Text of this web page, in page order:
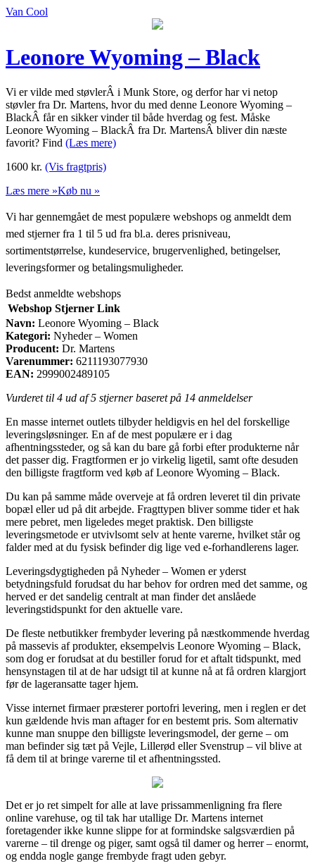
Van Cool
Leonore Wyoming – Black
Vi er vilde med støvlerÂ i Munk Store, og derfor har vi netop
støvler fra Dr. Martens, hvor du med denne Leonore Wyoming –
BlackÂ får en sikker vinder til både hverdag og fest. Måske
Leonore Wyoming – BlackÂ fra Dr. MartensÂ bliver din næste
favorit? Find (Læs mere)
1600 kr. (Vis fragtpris)
Læs mere »Køb nu »
Vi har gennemgået de mest populære webshops og anmeldt dem
med stjerner fra 1 til 5 ud fra bl.a. deres prisniveau,
sortimentstørrelse, kundeservice, brugervenlighed, betingelser,
leveringsformer og betalingsmuligheder.
Bedst anmeldte webshops
Webshop Stjerner Link
Navn: Leonore Wyoming – Black
Kategori: Nyheder – Women
Producent: Dr. Martens
Varenummer: 6211193077930
EAN: 2999002489105
Vurderet til 4 ud af 5 stjerner baseret på 14 anmeldelser
En masse internet outlets tilbyder heldigvis en hel del forskellige
leveringsløsninger. En af de mest populære er i dag
afhentningssteder, og så kan du bare gå forbi efter produkterne når
det passer dig. Fragtformen er jo virkelig ligetil, samt ofte desuden
den billigste fragtform ved køb af Leonore Wyoming – Black.
Du kan på samme måde overveje at få ordren leveret til din private
bopæl eller ud på dit arbejde. Fragttypen bliver somme tider et hak
mere pebret, men ligeledes meget praktisk. Den billigste
leveringsmetode er utvivlsomt selv at hente varerne, hvilket står og
falder med at du fysisk befinder dig lige ved e-forhandlerens lager.
Leveringsdygtigheden på Nyheder – Women er yderst
betydningsfuld forudsat du har behov for ordren med det samme, og
herved er det sandelig centralt at man finder det anslåede
leveringstidspunkt for den aktuelle vare.
De fleste netbutikker frembyder levering på næstkommende hverdag
på massevis af produkter, eksempelvis Leonore Wyoming – Black,
som dog er forudsat at du bestiller forud for et aftalt tidspunkt, med
hensynstagen til at de har udsigt til at kunne nå at få ordren klargjort
før de lageransatte tager hjem.
Visse internet firmaer præsterer portofri levering, men i reglen er det
kun gældende hvis man aftager for en bestemt pris. Som alternativ
kunne man snuppe den billigste leveringsmodel, der gerne – om
man befinder sig tæt på Vejle, Lillerød eller Svenstrup – vil blive at
få dem til at bringe varerne til et afhentningssted.
Det er jo ret simpelt for alle at lave prissammenligning fra flere
online varehuse, og til tak har utallige Dr. Martens internet
foretagender ikke kunne slippe for at formindske salgsværdien på
varerne – til drenge og piger, samt også til damer og herrer – enormt,
og endda nogle gange frembyde fragt uden gebyr.